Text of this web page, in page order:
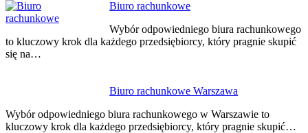
Biuro rachunkowe
Wybór odpowiedniego biura rachunkowego
to kluczowy krok dla każdego przedsiębiorcy, który pragnie skupić
się na…
Biuro rachunkowe Warszawa
Wybór odpowiedniego biura rachunkowego w Warszawie to
kluczowy krok dla każdego przedsiębiorcy, który pragnie skupić…